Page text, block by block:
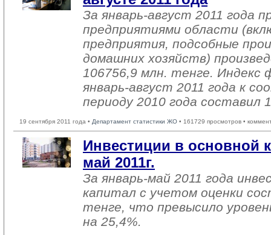
За январь-август 2011 года
предприятиями области
предприятия, подсобные
домашних хозяйств)
106756,9 млн. тенге. Индекс
январь-август 2011 года к
периоду 2010 года составил
19 сентября 2011 года • Департамент статистики ЖО • 161729 просмотров •
Инвестиции в основной
май 2011г.
За январь-май 2011 года
капитал с учетом оценки
тенге, что превысило
на 25,4%.